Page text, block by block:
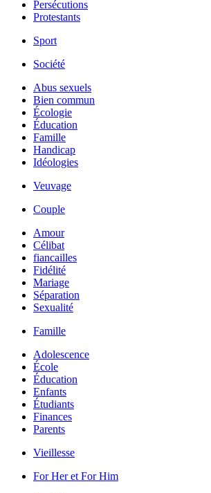
Persécutions
Protestants
Sport
Société
Abus sexuels
Bien commun
Écologie
Éducation
Famille
Handicap
Idéologies
Veuvage
Couple
Amour
Célibat
fiancailles
Fidélité
Mariage
Séparation
Sexualité
Famille
Adolescence
École
Éducation
Enfants
Étudiants
Finances
Parents
Vieillesse
For Her et For Him